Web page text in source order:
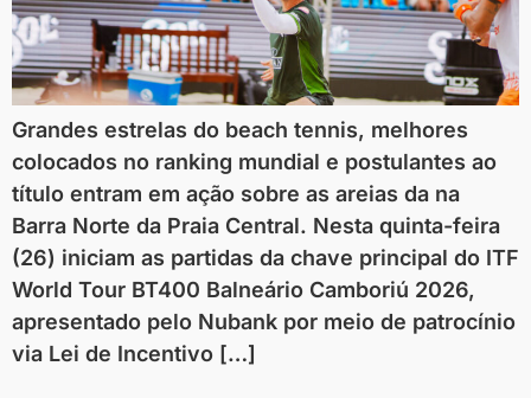
Grandes estrelas do beach tennis, melhores
colocados no ranking mundial e postulantes ao
título entram em ação sobre as areias da na
Barra Norte da Praia Central. Nesta quinta-feira
(26) iniciam as partidas da chave principal do ITF
World Tour BT400 Balneário Camboriú 2026,
apresentado pelo Nubank por meio de patrocínio
via Lei de Incentivo […]